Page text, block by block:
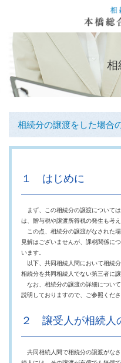
相
相続分の譲渡をした場合
１ はじめに
まず、この相続分の譲渡について
は、贈与税や譲渡所得税の発生も考え
この点、相続分の譲渡がなされた
見解はございませんが、課税関係に
います。
以下、共同相続人間において相続
相続分を共同相続人でない第三者に
なお、相続分の譲渡の詳細について
説明しておりますので、ご参照くださ
２ 譲受人が相続人
共同相続人間で相続分の譲渡がな